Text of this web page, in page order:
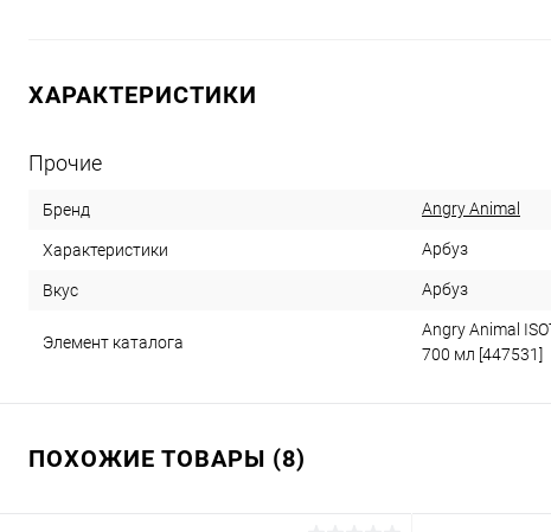
ХАРАКТЕРИСТИКИ
Прочие
Бренд Angry Animal
Характеристики Арбуз
Вкус Арбуз
Элемент каталога
Angry Animal
700 мл [447531]
ПОХОЖИЕ ТОВАРЫ (8)